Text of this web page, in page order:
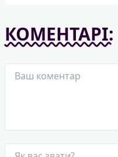
КОМЕНТАРІ: